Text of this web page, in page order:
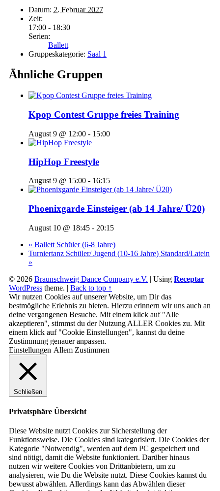
Datum: 2. Februar 2027
Zeit:
17:00 - 18:30
Serien:
Ballett
Gruppeskategorie: Saal 1
Ähnliche Gruppen
Kpop Contest Gruppe freies Training
August 9 @ 12:00 - 15:00
HipHop Freestyle
August 9 @ 15:00 - 16:15
Phoenixgarde Einsteiger (ab 14 Jahre/ Ü20)
August 10 @ 18:45 - 20:15
« Ballett Schüler (6-8 Jahre)
Turniertanz Schüler/ Jugend (10-16 Jahre) Standard/Latein
»
© 2026 Braunschweig Dance Company e.V. | Using Receptar
WordPress theme. | Back to top ↑
Wir nutzen Cookies auf unserer Website, um Dir das
bestmögliche Erlebnis zu bieten. Hierzu erinnern wir uns auch an
deine vergangenen Besuche. Mit einem klick auf "Alle
akzeptieren", stimmst du der Nutzung ALLER Cookies zu. Mit
einem klick auf "Cookie Einstellungen", kannst du deine
Zustimmung genauer anpassen.
Einstellungen Allem Zustimmen
Schließen
Privatsphäre Übersicht
Diese Website nutzt Cookies zur Sicherstellung der
Funktionsweise. Die Cookies sind kategorisiert. Die Cookies der
Kategorie "Notwendig", werden auf dem PC gespeichert und
sind nötigt, damit die Website funktioniert. Darüber hinaus
nutzen wir weitere Cookies von Drittanbietern, um zu
analysieren, wie Du die Website nutzt. Diese Cookies kannst du
bewusst abwählen. Allerdings kann das Abwählen dieser